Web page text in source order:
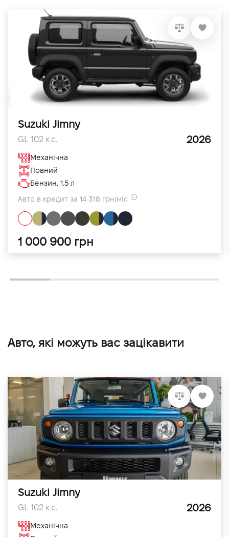
Suzuki Jimny
GL 102 к.с. 2026
Механічна
Повний
Бензин, 1.5 л
Авто в кредит за 14 318 грн/міс
1 000 900 грн
Авто, які можуть вас зацікавити
Suzuki Jimny
GL 102 к.с. 2026
Механічна